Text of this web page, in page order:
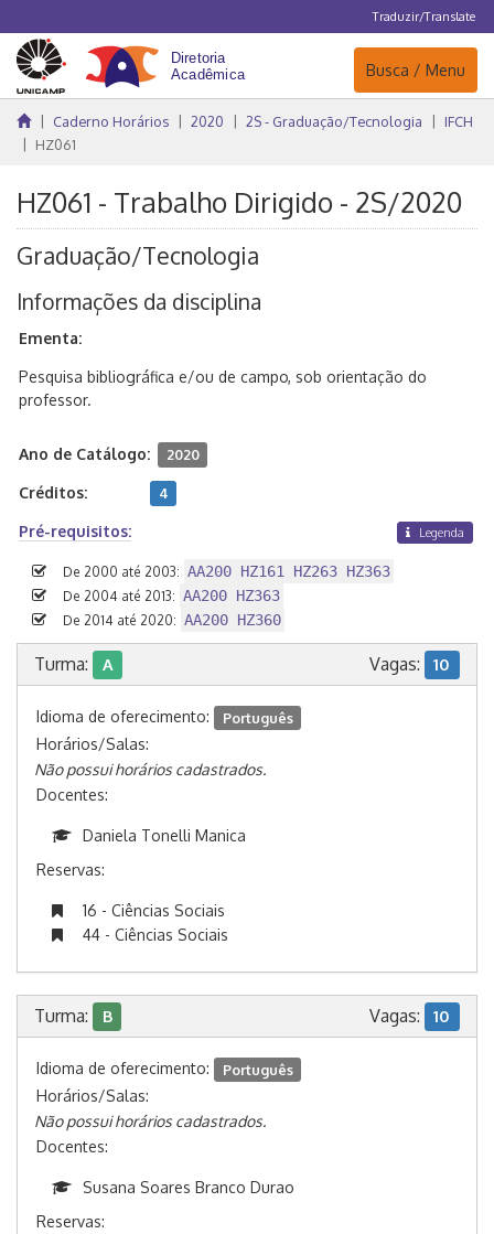
Traduzir/Translate
Navegação
Busca / Menu
Caderno Horários 2020 2S - Graduação/Tecnologia
IFCH
HZ061
HZ061 - Trabalho Dirigido - 2S/2020
Graduação/Tecnologia
Informações da disciplina
Ementa:
Pesquisa bibliográfica e/ou de campo, sob orientação do
professor.
Ano de Catálogo: 2020
Créditos: 4
Pré-requisitos: Legenda
De 2000 até 2003: AA200 HZ161 HZ263 HZ363
De 2004 até 2013: AA200 HZ363
De 2014 até 2020: AA200 HZ360
Turma: A Vagas: 10
Idioma de oferecimento: Português
Horários/Salas:
Não possui horários cadastrados.
Docentes:
Daniela Tonelli Manica
Reservas:
16 - Ciências Sociais
44 - Ciências Sociais
Turma: B Vagas: 10
Idioma de oferecimento: Português
Horários/Salas:
Não possui horários cadastrados.
Docentes:
Susana Soares Branco Durao
Reservas: